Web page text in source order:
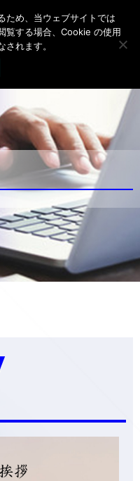
ため、当ウェブサイトでは
覧する場合、Cookie の使用
れます。